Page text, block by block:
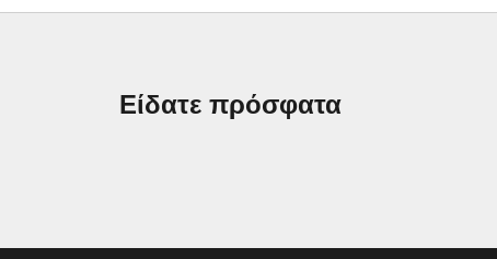
Είδατε πρόσφατα